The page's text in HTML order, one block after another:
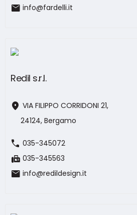
mail info@fardelli.it
Redil s.r.l.
location_on VIA FILIPPO CORRIDONI 21,
24124, Bergamo
call 035-345072
fax 035-345563
mail info@redildesign.it